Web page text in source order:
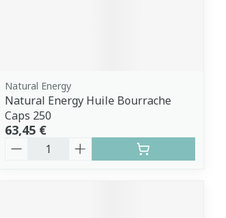
Natural Energy
Natural Energy Huile Bourrache
Caps 250
63,45 €
Quantité